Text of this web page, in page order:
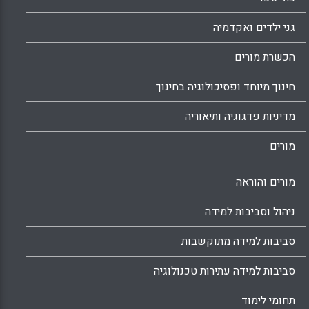
שהן כיוונו אליהן, בהיקפי השעות, במטרות
ההשתלמות ובמספר המשתלמים. תכניות
הלימודים שהוצעו היו מגוונות ביותר וכללו כמה
יחידות מידע (מירי לוין-רוזליס, אורית לפידות).
WhatsApp
Facebook
Email
X
גני ילדים ואקדמיה
הכשרת מורים
חינוך מיוחד ופסיכולוגיה בחינוך
מדיניות פדגוגיה ותיאוריה
מורים
מורים והוראה
ניהול וסביבות למידה
סביבות למידה מתוקשבות
סביבות למידה עתירות טכנולוגיה
תחומי לימוד